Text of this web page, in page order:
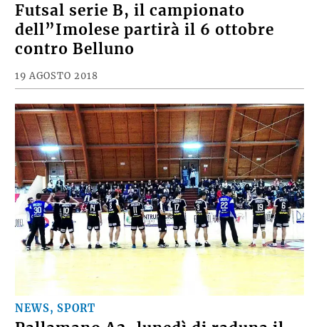
Futsal serie B, il campionato
dell”Imolese partirà il 6 ottobre
contro Belluno
19 AGOSTO 2018
NEWS, SPORT